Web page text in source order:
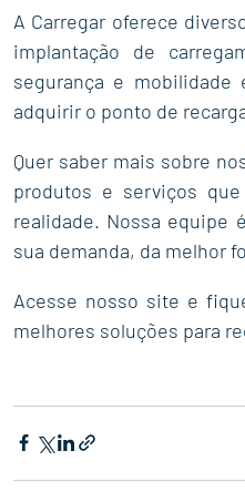
A Carregar oferece
implantação de
segurança e mobilidade
adquirir o ponto de
Quer saber mais sobre
produtos e serviços
realidade. Nossa equipe
sua demanda, da melhor
Acesse nosso site e
melhores soluções para